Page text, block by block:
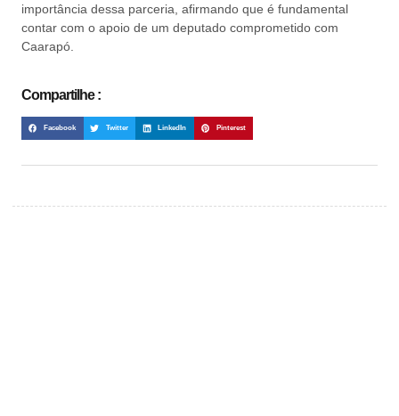
importância dessa parceria, afirmando que é fundamental
contar com o apoio de um deputado comprometido com
Caarapó.
Compartilhe :
Facebook Twitter LinkedIn Pinterest